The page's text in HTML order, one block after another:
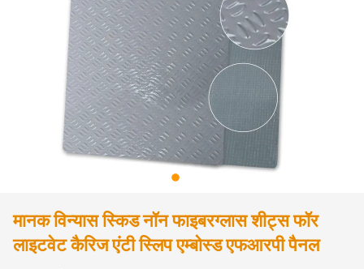
मानक विन्यास स्किड नॉन फाइबरग्लास शीट्स फॉर
लाइटवेट कैरिज एंटी स्लिप एम्बोस्ड एफआरपी पैनल